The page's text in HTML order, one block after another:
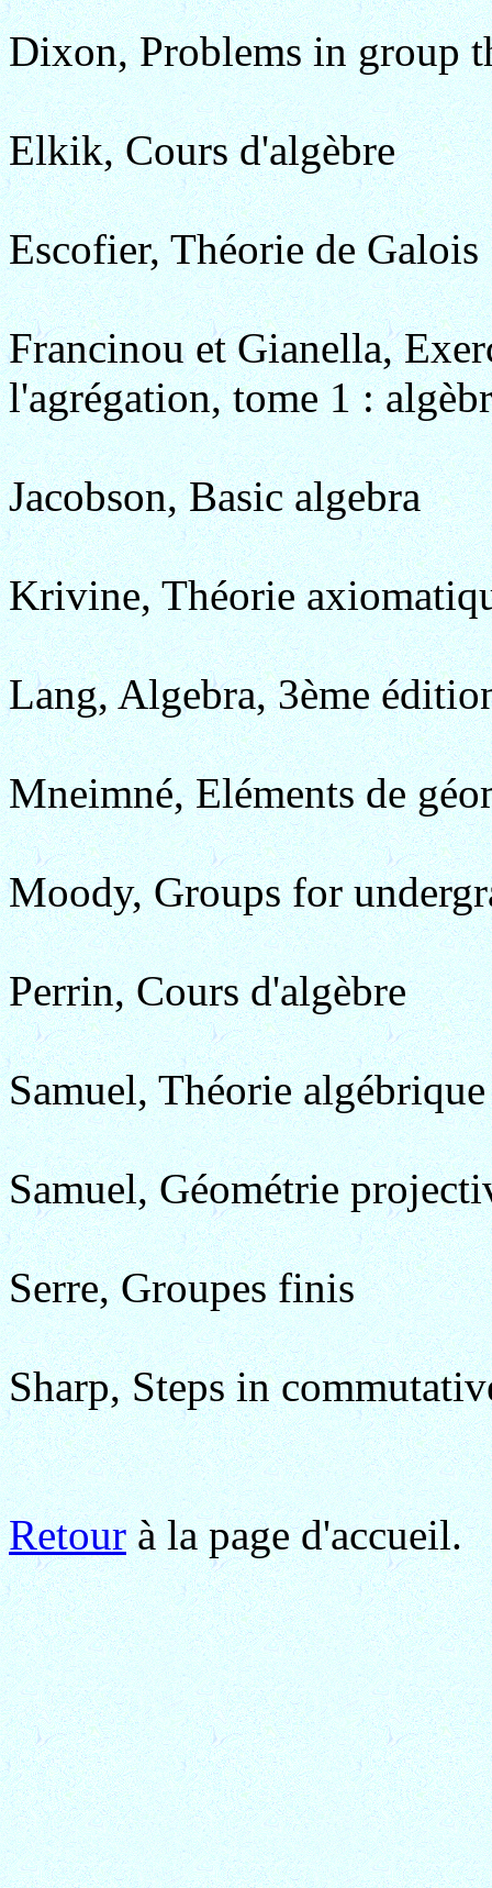
Dixon, Problems in group
Elkik, Cours d'algèbre
Escofier, Théorie de
Francinou et Gianella,
l'agrégation, tome 1 :
Jacobson, Basic algebra
Krivine, Théorie
Lang, Algebra, 3ème
Mneimné, Eléments de
Moody, Groups for
Perrin, Cours d'algèbre
Samuel, Théorie
Samuel, Géométrie
Serre, Groupes finis
Sharp, Steps in
Retourà la page d'accueil.